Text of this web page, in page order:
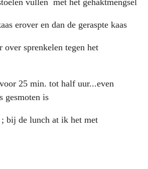
vullen met het gehaktmengsel
erover en dan de geraspte kaas
sprenkelen tegen het
25 min. tot half uur...even
gesmoten is
bij de lunch at ik het met